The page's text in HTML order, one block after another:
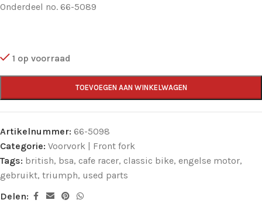
Onderdeel no. 66-5089
1 op voorraad
TOEVOEGEN AAN WINKELWAGEN
Artikelnummer: 66-5098
Categorie: Voorvork | Front fork
Tags: british, bsa, cafe racer, classic bike, engelse motor,
gebruikt, triumph, used parts
Delen: